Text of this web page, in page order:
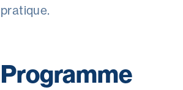
pratique.
Programme